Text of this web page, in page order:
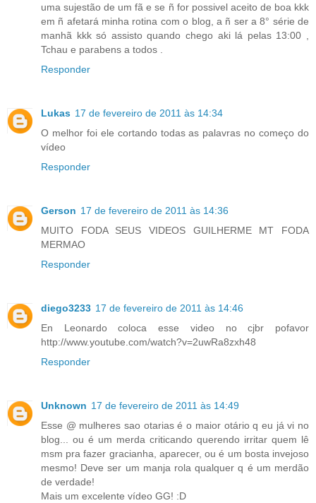
uma sujestão de um fã e se ñ for possivel aceito de boa kkk
em ñ afetará minha rotina com o blog, a ñ ser a 8° série de
manhã kkk só assisto quando chego aki lá pelas 13:00 ,
Tchau e parabens a todos .
Responder
Lukas 17 de fevereiro de 2011 às 14:34
O melhor foi ele cortando todas as palavras no começo do
vídeo
Responder
Gerson 17 de fevereiro de 2011 às 14:36
MUITO FODA SEUS VIDEOS GUILHERME MT FODA
MERMAO
Responder
diego3233 17 de fevereiro de 2011 às 14:46
En Leonardo coloca esse video no cjbr pofavor
http://www.youtube.com/watch?v=2uwRa8zxh48
Responder
Unknown 17 de fevereiro de 2011 às 14:49
Esse @ mulheres sao otarias é o maior otário q eu já vi no
blog... ou é um merda criticando querendo irritar quem lê
msm pra fazer gracianha, aparecer, ou é um bosta invejoso
mesmo! Deve ser um manja rola qualquer q é um merdão
de verdade!
Mais um excelente vídeo GG! :D